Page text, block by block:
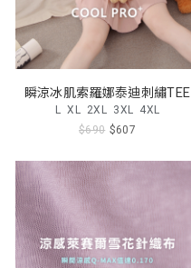
瞬涼冰肌索羅娜泰迪刺繡TEE
L XL 2XL 3XL 4XL
$690 $607